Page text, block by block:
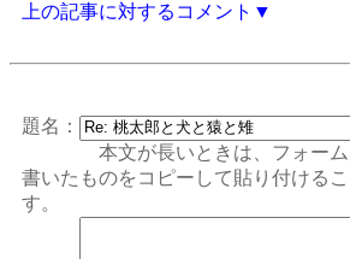
上の記事に対するコメント▼
題名：
本文が長いときは、フォームに
書いたものをコピーして貼り付ける
す。